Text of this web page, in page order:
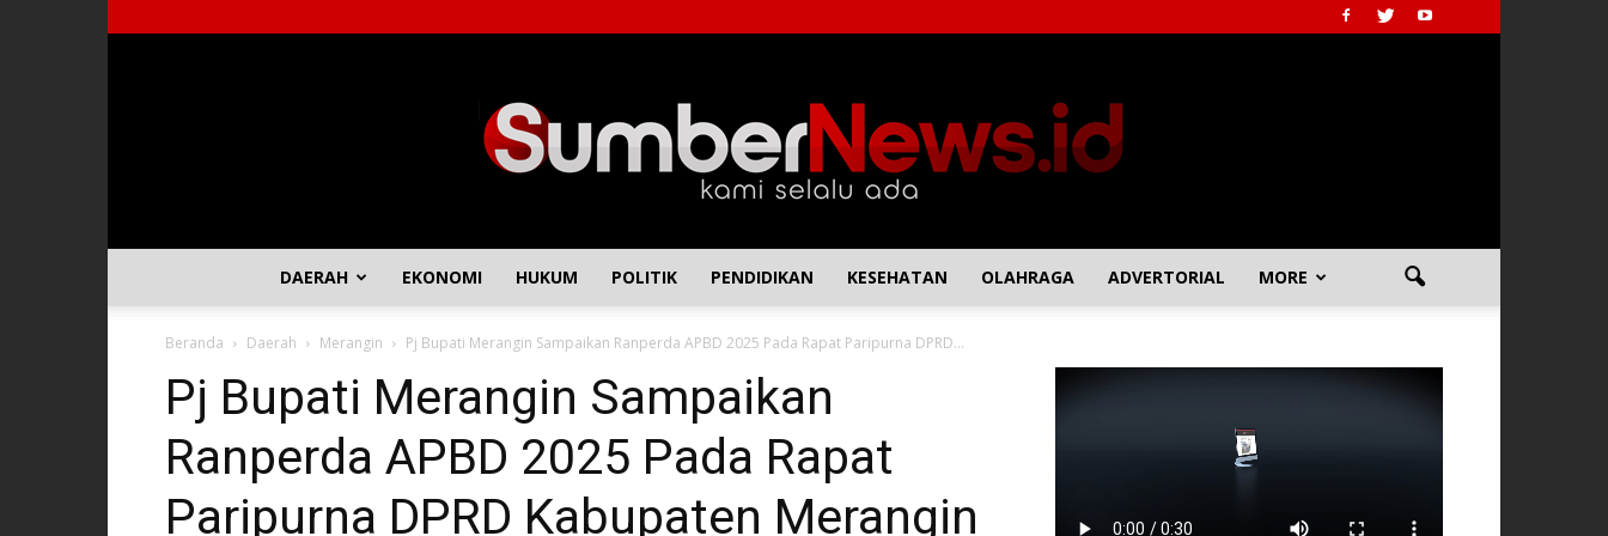
DAERAH EKONOMI HUKUM POLITIK PENDIDIKAN KESEHATAN OLAHRAGA ADVERTORIAL MORE
Beranda Daerah Merangin Pj Bupati Merangin Sampaikan Ranperda APBD 2025 Pada Rapat Paripurna DPRD...
Pj Bupati Merangin Sampaikan
Ranperda APBD 2025 Pada Rapat
Paripurna DPRD Kabupaten Merangin